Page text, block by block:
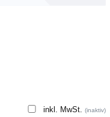
inkl. MwSt. (inaktiv)